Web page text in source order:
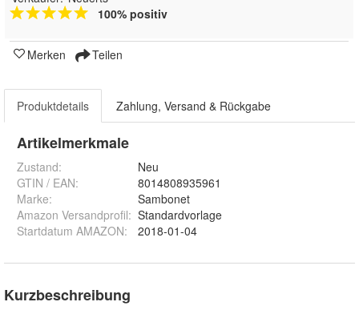
100% positiv
Merken Teilen
Produktdetails Zahlung, Versand & Rückgabe
Artikelmerkmale
Zustand:
Neu
GTIN / EAN:
8014808935961
Marke:
Sambonet
Amazon Versandprofil: Standardvorlage
Startdatum AMAZON: 2018-01-04
Kurzbeschreibung